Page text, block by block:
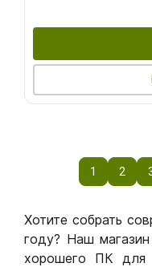
1 2
Хотите собрать
году? Наш
хорошего ПК